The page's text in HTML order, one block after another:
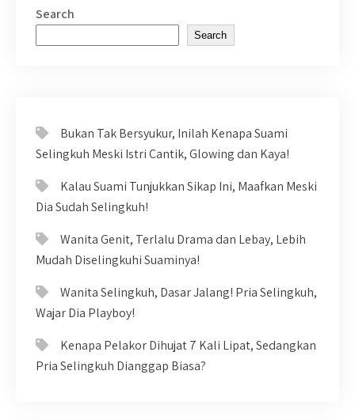
Search
Search
Bukan Tak Bersyukur, Inilah Kenapa Suami
Selingkuh Meski Istri Cantik, Glowing dan Kaya!
Kalau Suami Tunjukkan Sikap Ini, Maafkan Meski
Dia Sudah Selingkuh!
Wanita Genit, Terlalu Drama dan Lebay, Lebih
Mudah Diselingkuhi Suaminya!
Wanita Selingkuh, Dasar Jalang! Pria Selingkuh,
Wajar Dia Playboy!
Kenapa Pelakor Dihujat 7 Kali Lipat, Sedangkan
Pria Selingkuh Dianggap Biasa?